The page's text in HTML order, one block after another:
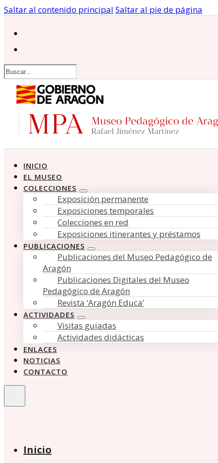
Saltar al contenido principal Saltar al pie de página
Buscar
INICIO
EL MUSEO
COLECCIONES
Exposición permanente
Exposiciones temporales
Colecciones en red
Exposiciones itinerantes y préstamos
PUBLICACIONES
Publicaciones del Museo Pedagógico de
Aragón
Publicaciones Digitales del Museo
Pedagógico de Aragón
Revista ‘Aragón Educa’
ACTIVIDADES
Visitas guiadas
Actividades didácticas
ENLACES
NOTICIAS
CONTACTO
Inicio